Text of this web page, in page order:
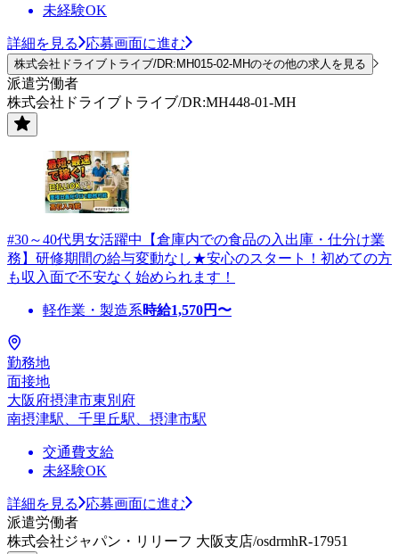
未経験OK
詳細を見る 応募画面に進む
株式会社ドライブトライブ/DR:MH015-02-MHのその他の求人を見る
派遣労働者
株式会社ドライブトライブ/DR:MH448-01-MH
#30～40代男女活躍中【倉庫内での食品の入出庫・仕分け業
務】研修期間の給与変動なし★安心のスタート！初めての方
も収入面で不安なく始められます！
軽作業・製造系時給1,570円〜
勤務地
面接地
大阪府摂津市東別府
南摂津駅、千里丘駅、摂津市駅
交通費支給
未経験OK
詳細を見る
応募画面に進む
派遣労働者
株式会社ジャパン・リリーフ 大阪支店/osdrmhR-17951